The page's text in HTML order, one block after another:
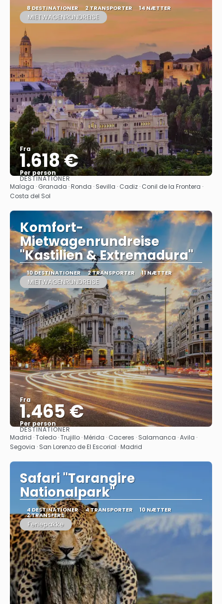
8 DESTINATIONER 2 TRANSPORTER 14 NÆTTER
MIETWAGENRUNDREISE
Fra
1.618 €
Per person
Se
DESTINATIONER
Malaga · Granada · Ronda · Sevilla · Cadiz · Conil de la Frontera ·
Costa del Sol
Komfort-
Mietwagenrundreise
"Kastilien & Extremadura"
10 DESTINATIONER 2 TRANSPORTER 11 NÆTTER
MIETWAGENRUNDREISE
Fra
1.465 €
Per person
Se
DESTINATIONER
Madrid · Toledo · Trujillo · Mérida · Caceres · Salamanca · Avila ·
Segovia · San Lorenzo de El Escorial · Madrid
Safari "Tarangire
Nationalpark"
4 DESTINATIONER 4 TRANSPORTER 10 NÆTTER
2 TRANSFERS
Feriepakke